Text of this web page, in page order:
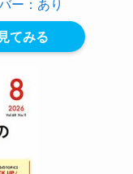
ー：あり
てみる